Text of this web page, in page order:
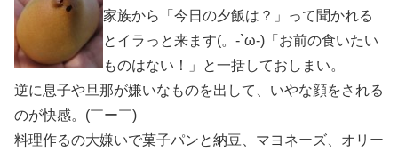
家族から「今日の夕飯は？」って聞かれる
とイラっと来ます(。-`ω-)「お前の食いたい
ものはない！」と一括しておしまい。
逆に息子や旦那が嫌いなものを出して、いやな顔をされる
のが快感。(￣ー￣)
料理作るの大嫌いで菓子パンと納豆、マヨネーズ、オリー